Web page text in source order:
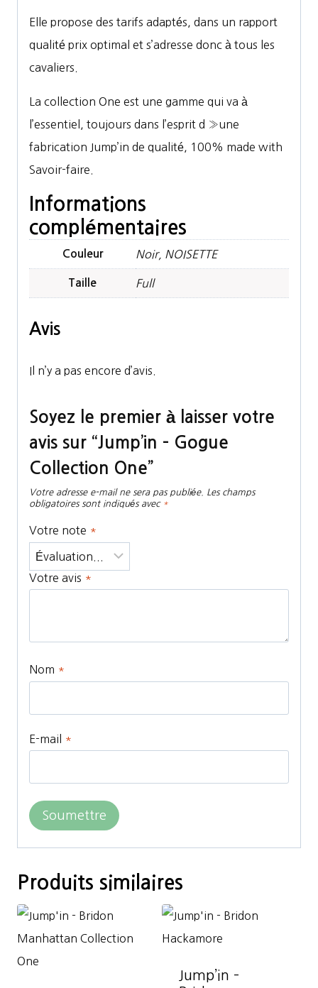
Elle propose des tarifs adaptés, dans un rapport
qualité prix optimal et s’adresse donc à tous les
cavaliers.
La collection One est une gamme qui va à
l’essentiel, toujours dans l’esprit d »une
fabrication Jump’in de qualité, 100% made with
Savoir-faire.
Informations
complémentaires
Couleur Noir, NOISETTE
Taille Full
Avis
Il n’y a pas encore d’avis.
Soyez le premier à laisser votre
avis sur “Jump’in – Gogue
Collection One”
Votre adresse e-mail ne sera pas publiée.
Les champs
obligatoires sont indiqués avec *
Votre note *
Votre avis *
Nom *
E-mail *
Produits similaires
Jump’in –